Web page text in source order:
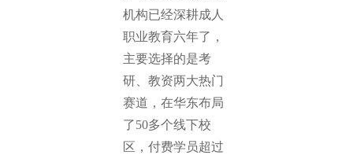
机构已经深耕成人
职业教育六年了，
主要选择的是考
研、教资两大热门
赛道，在华东布局
了50多个线下校
区，付费学员超过